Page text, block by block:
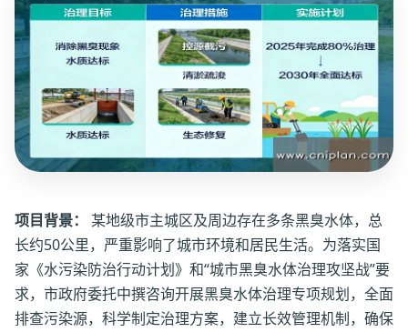
项目背景：
某地级市主城区及周边存在多条黑臭水体，总
长约50公里，严重影响了城市环境和居民生活。为落实国
家《水污染防治行动计划》和“城市黑臭水体治理攻坚战”要
求，市政府委托中撰咨询开展黑臭水体治理专项规划，全面
排查污染源，科学制定治理方案，建立长效管理机制，确保